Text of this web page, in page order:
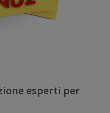
esperti per